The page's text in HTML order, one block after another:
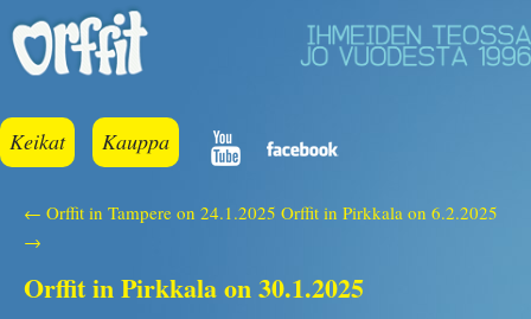
Keikat Kauppa
← Orffit in Tampere on 24.1.2025 Orffit in Pirkkala on 6.2.2025
→
Orffit in Pirkkala on 30.1.2025